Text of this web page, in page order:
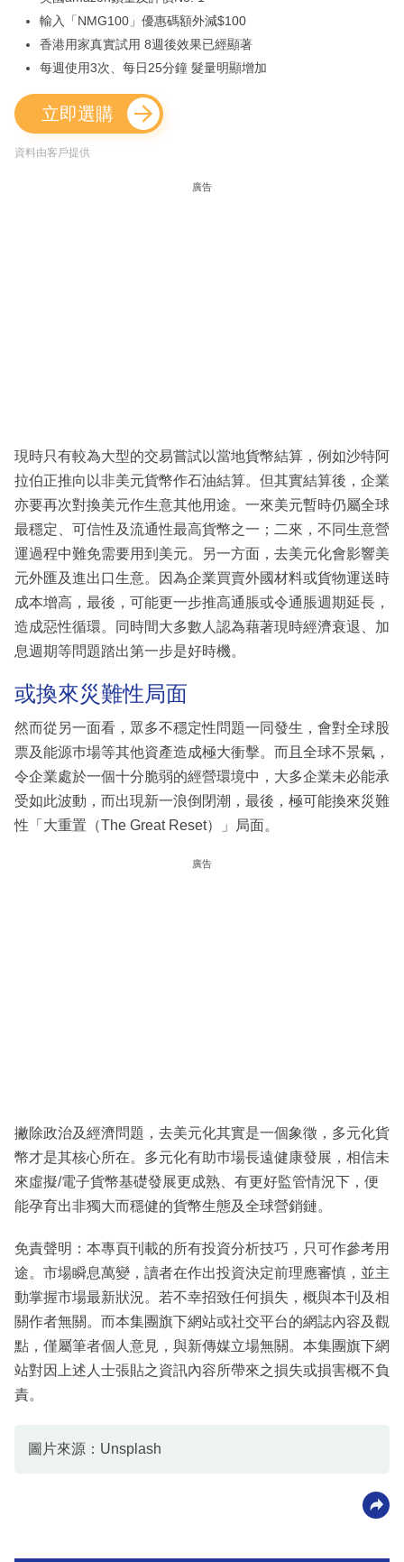
輸入「NMG100」優惠碼額外減$100
香港用家真實試用 8週後效果已經顯著
每週使用3次、每日25分鐘 髮量明顯增加
立即選購
資料由客戶提供
廣告
現時只有較為大型的交易嘗試以當地貨幣結算，例如沙特阿
拉伯正推向以非美元貨幣作石油結算。但其實結算後，企業
亦要再次對換美元作生意其他用途。一來美元暫時仍屬全球
最穩定、可信性及流通性最高貨幣之一；二來，不同生意營
運過程中難免需要用到美元。另一方面，去美元化會影響美
元外匯及進出口生意。因為企業買賣外國材料或貨物運送時
成本增高，最後，可能更一步推高通脹或令通脹週期延長，
造成惡性循環。同時間大多數人認為藉著現時經濟衰退、加
息週期等問題踏出第一步是好時機。
或換來災難性局面
然而從另一面看，眾多不穩定性問題一同發生，會對全球股
票及能源巿場等其他資產造成極大衝擊。而且全球不景氣，
令企業處於一個十分脆弱的經營環境中，大多企業未必能承
受如此波動，而出現新一浪倒閉潮，最後，極可能換來災難
性「大重置（The Great Reset）」局面。
廣告
撇除政治及經濟問題，去美元化其實是一個象徵，多元化貨
幣才是其核心所在。多元化有助巿場長遠健康發展，相信未
來虛擬/電子貨幣基礎發展更成熟、有更好監管情況下，便
能孕育出非獨大而穩健的貨幣生態及全球營銷鏈。
免責聲明：本專頁刊載的所有投資分析技巧，只可作參考用
途。市場瞬息萬變，讀者在作出投資決定前理應審慎，並主
動掌握市場最新狀況。若不幸招致任何損失，概與本刊及相
關作者無關。而本集團旗下網站或社交平台的網誌內容及觀
點，僅屬筆者個人意見，與新傳媒立場無關。本集團旗下網
站對因上述人士張貼之資訊內容所帶來之損失或損害概不負
責。
圖片來源：Unsplash